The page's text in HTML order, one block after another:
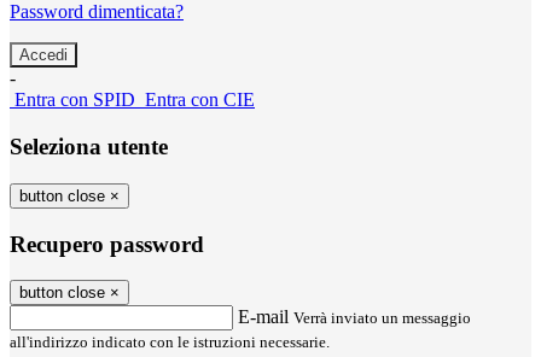
Password dimenticata?
-
Entra con SPID Entra con CIE
Seleziona utente
button close ×
Recupero password
button close ×
E-mail Verrà inviato un messaggio
all'indirizzo indicato con le istruzioni necessarie.